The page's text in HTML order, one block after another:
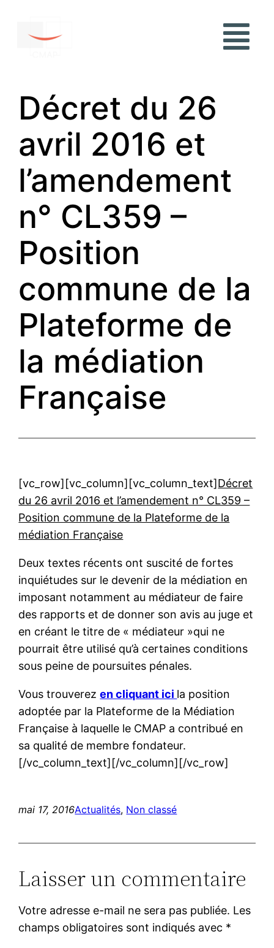
Décret du 26
avril 2016 et
l’amendement
n° CL359 –
Position
commune de la
Plateforme de
la médiation
Française
[vc_row][vc_column][vc_column_text]Décret
du 26 avril 2016 et l’amendement n° CL359 –
Position commune de la Plateforme de la
médiation Française
Deux textes récents ont suscité de fortes
inquiétudes sur le devenir de la médiation en
imposant notamment au médiateur de faire
des rapports et de donner son avis au juge et
en créant le titre de « médiateur »qui ne
pourrait être utilisé qu’à certaines conditions
sous peine de poursuites pénales.
Vous trouverezen cliquant ici la position
adoptée par la Plateforme de la Médiation
Française à laquelle le CMAP a contribué en
sa qualité de membre fondateur.
[/vc_column_text][/vc_column][/vc_row]
mai 17, 2016Actualités, Non classé
Laisser un commentaire
Votre adresse e-mail ne sera pas publiée. Les
champs obligatoires sont indiqués avec *